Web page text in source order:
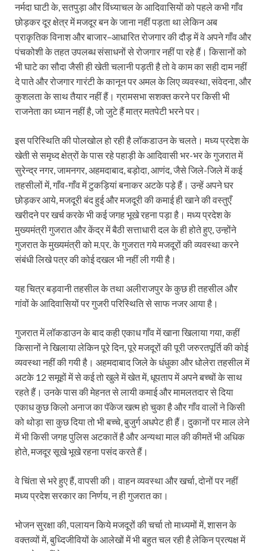
नर्मदा घाटी के, सतपुड़ा और विंध्याचल के आदिवासियों को पहले कभी गाँव
छोड़कर दूर क्षेत्र में मजदूर बन के जाना नहीं पड़ता था लेकिन अब
प्राकृतिक विनाश और बाजार–आधारित रोजगार की दौड़ में वे अपने गाँव और
पंचकोशी के तहत उपलब्ध संसाधनों से रोजगार नहीं पा रहे हैं। किसानों को
भी घाटे का सौदा जैसी ही खेती चलानी पड़ती है तो वे काम का सही दाम नहीं
दे पाते और रोजगार गारंटी के कानून पर अमल के लिए व्यवस्था, संवेदना, और
कुशलता के साथ तैयार नहीं हैं। ग्रामसभा सशक्त करने पर किसी भी
राजनेता का ध्यान नहीं है, जो जुटे हैं मात्र मतपेटी भरने पर।
इस परिस्थिति की पोलखोल हो रही है लॉकडाउन के चलते। मध्य प्रदेश के
खेती से समृध्द क्षेत्रों के पास रहे पहाड़ी के आदिवासी भर-भर के गुजरात में
सुरेन्द्र नगर, जामनगर, अहमदाबाद, बड़ोदा, आणंद, जैसे जिले-जिले में कई
तहसीलों में, गाँव-गाँव में टुकड़ियां बनाकर अटके पड़े हैं। उन्हें अपने घर
छोड़कर आये, मजदूरी बंद हुई और मजदूरी की कमाई ही खाने की वस्तुएँ
खरीदने पर खर्च करके भी कई जगह भूखे रहना पड़ा है। मध्य प्रदेश के
मुख्यमंत्री गुजरात और केंद्र में बैठी सत्ताधारी दल के ही होते हुए, उन्होंने
गुजरात के मुख्यमंत्री को म.प्र. के गुजरात गये मजदूरों की व्यवस्था करने
संबंधी लिखे पत्र की कोई दखल भी नहीं ली गयी है।
यह चित्र बड़वानी तहसील के तथा अलीराजपुर के कुछ ही तहसील और
गांवों के आदिवासियों पर गुजरी परिस्थिति से साफ नजर आया है।
गुजरात में लॉकडाउन के बाद कही एकाध गाँव में खाना खिलाया गया, कहीं
किसानों ने खिलाया लेकिन पूरे दिन, पूरे मजदूरों की पूरी जरुरतपूर्ति की कोई
व्यवस्था नहीं की गयी है। अहमदाबाद जिले के धंधुका और धोलेरा तहसील में
अटके 12 समूहों में से कई तो खुले में खेत में, धूपताप में अपने बच्चों के साथ
रहते हैं। उनके पास की मेहनत से लायी कमाई और मामलतदार से दिया
एकाध कुछ किलो अनाज का पॅकेज खत्म हो चुका है और गाँव वालों ने किसी
को थोड़ा सा कुछ दिया तो भी बच्चे, बुजुर्ग अधपेट ही हैं। दुकानों पर माल लेने
में भी किसी जगह पुलिस अटकातें है और अन्यथा माल की कीमतें भी अधिक
होते, मजदूर सूखे भूखे रहना पसंद करते हैं।
वे चिंता से भरे हुए हैं, वापसी की। वाहन व्यवस्था और खर्चा, दोनों पर नहीं
मध्य प्रदेश सरकार का निर्णय, न ही गुजरात का।
भोजन सुरक्षा की, पलायन किये मजदूरों की चर्चा तो माध्यमों में, शासन के
वक्तव्यों में, बुध्दिजीवियों के आलेखों में भी बहुत चल रही है लेकिन प्रत्यक्ष में